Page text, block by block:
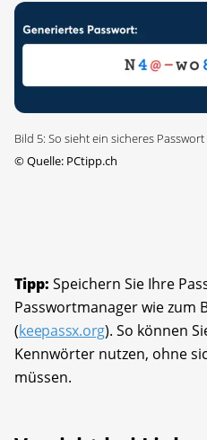
Bild 5: So sieht ein sicheres
©Quelle: PCtipp.ch
Tipp: Speichern Sie Ihre
Passwortmanager wie zum
(keepassx.org). So können
Kennwörter nutzen, ohne
müssen.